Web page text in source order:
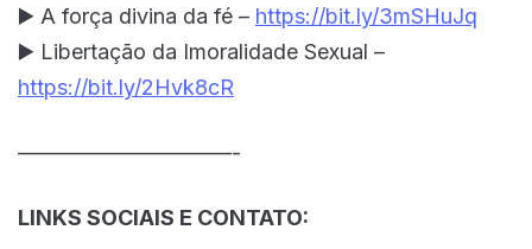
▶️ A força divina da fé – https://bit.ly/3mSHuJq
▶️ Libertação da Imoralidade Sexual –
https://bit.ly/2Hvk8cR
——————————-
LINKS SOCIAIS E CONTATO: